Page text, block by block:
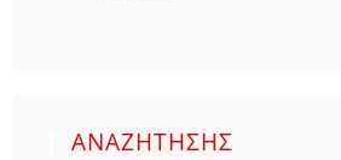
ΑΝΑΖΗΤΗΣΗΣ